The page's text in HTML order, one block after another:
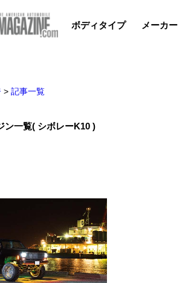
ボディタイプ メーカー
> 記事一覧
ン一覧( シボレーK10 )